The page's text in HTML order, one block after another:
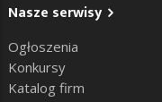
Nasze serwisy
Ogłoszenia
Konkursy
Katalog firm